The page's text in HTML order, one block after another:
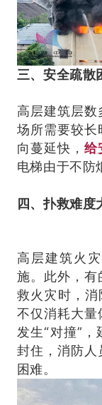
三、安全疏散
高层建筑层
场所需要较长
向蔓延快，给
电梯由于不防
四、扑救难度
高层建筑火
施。此外，
救火灾时，消
不仅消耗大量
发生“对撞”
封住，消防
困难。